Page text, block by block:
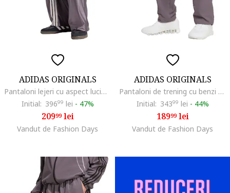
ADIDAS ORIGINALS
Pantaloni lejeri cu aspect lucios Adibreak, Alb/Violet pruna
Initial: 39699 lei - 47%
20999lei
Vandut de Fashion Days
ADIDAS ORIGINALS
Pantaloni de trening cu benzi contrastante TeamGeist, Alb/Negru/Lila pal
Initial: 34399 lei - 44%
18999lei
Vandut de Fashion Days